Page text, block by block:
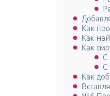
Как
Как
Как
С
С
Как